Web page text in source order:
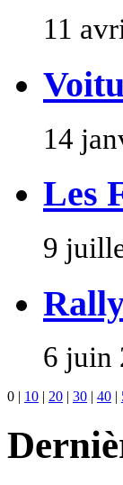
11
14
Les
9
6 juin
0 | 10 | 20 | 30 | 40 |